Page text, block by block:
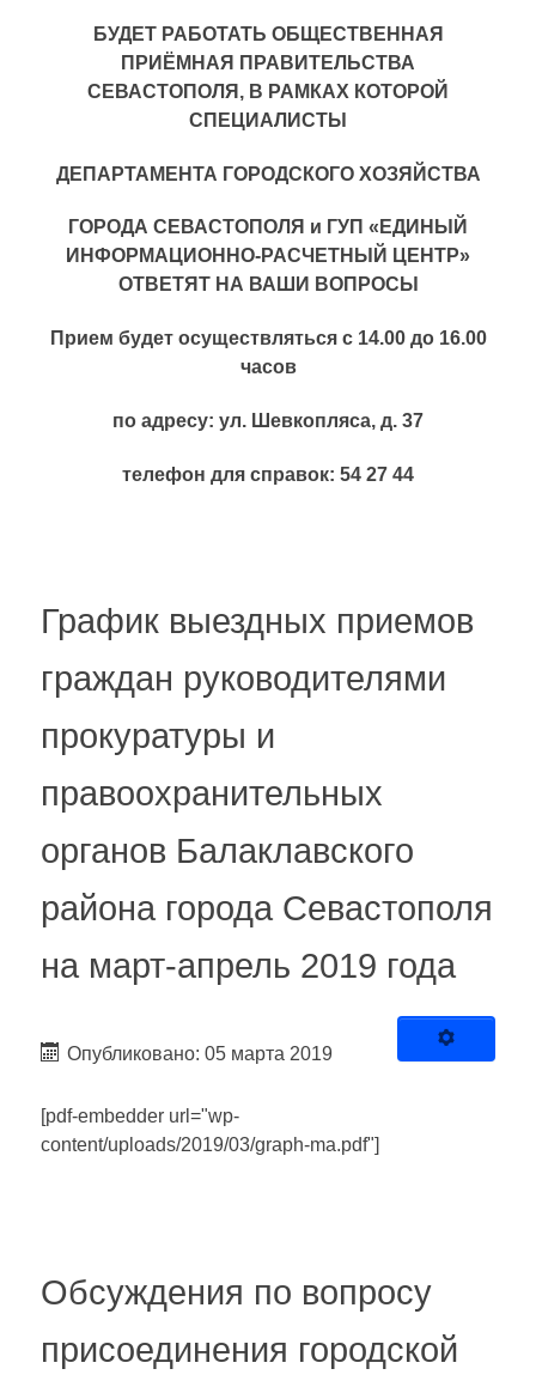
БУДЕТ РАБОТАТЬ ОБЩЕСТВЕННАЯ
ПРИЁМНАЯ ПРАВИТЕЛЬСТВА
СЕВАСТОПОЛЯ, В РАМКАХ КОТОРОЙ
СПЕЦИАЛИСТЫ
ДЕПАРТАМЕНТА ГОРОДСКОГО ХОЗЯЙСТВА
ГОРОДА СЕВАСТОПОЛЯ и ГУП «ЕДИНЫЙ
ИНФОРМАЦИОННО-РАСЧЕТНЫЙ ЦЕНТР»
ОТВЕТЯТ НА ВАШИ ВОПРОСЫ
Прием будет осуществляться с 14.00 до 16.00
часов
по адресу: ул. Шевкопляса, д. 37
телефон для справок: 54 27 44
График выездных приемов
граждан руководителями
прокуратуры и
правоохранительных
органов Балаклавского
района города Севастополя
на март-апрель 2019 года
Опубликовано: 05 марта 2019
[pdf-embedder url="wp-
content/uploads/2019/03/graph-ma.pdf"]
Обсуждения по вопросу
присоединения городской